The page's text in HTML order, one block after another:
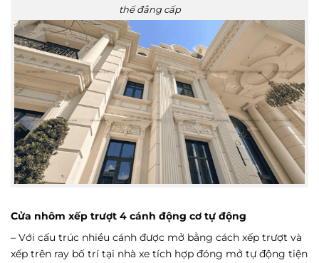
thế đẳng cấp
Cửa nhôm xếp trượt 4 cánh động cơ tự động
– Với cấu trúc nhiều cánh được mở bằng cách xếp trượt và
xếp trên ray bố trí tại nhà xe tích hợp đóng mở tự động tiện